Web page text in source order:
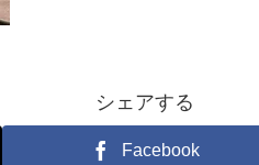
シェアする
Facebook